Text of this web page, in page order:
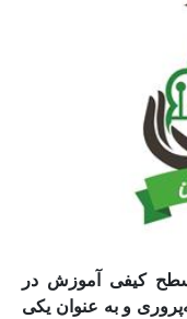
کیفی آموزش در
و به عنوان یکی